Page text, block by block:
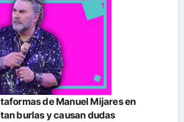
de Manuel Mijares en
burlas y causan dudas